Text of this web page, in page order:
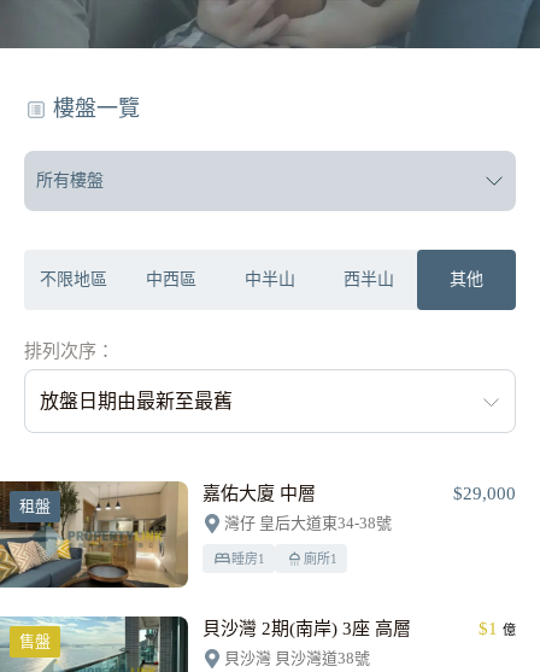
樓盤一覽
所有樓盤
不限地區 中西區 中半山 西半山 其他
排列次序：
放盤日期由最新至最舊
租盤
嘉佑大廈 中層 $29,000
灣仔 皇后大道東34-38號
睡房1 廁所1
售盤
貝沙灣 2期(南岸) 3座 高層 $1 億
貝沙灣 貝沙灣道38號